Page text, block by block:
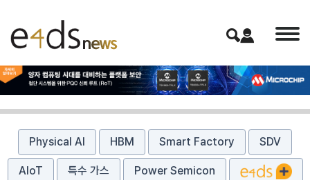
Physical AI HBM Smart Factory SDV
AIoT 특수 가스 Power Semicon